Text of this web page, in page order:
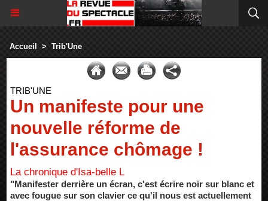
Accueil > Trib'Une
TRIB'UNE
Un manifeste pour une
nouvelle réforme de
l'assurance chômage !
La chronique d'Isa-belle L
"Manifester derrière un écran, c'est écrire noir sur blanc et
avec fougue sur son clavier ce qu'il nous est actuellement